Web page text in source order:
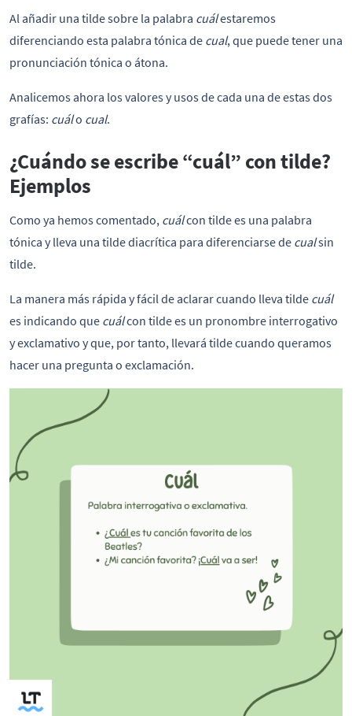
Al añadir una tilde sobre la palabra cuálestaremos
diferenciando esta palabra tónica de cual, que puede tener una
pronunciación tónica o átona.
Analicemos ahora los valores y usos de cada una de estas dos
grafías: cuálo cual.
¿Cuándo se escribe “cuál” con tilde?
Ejemplos
Como ya hemos comentado, cuálcon tilde es una palabra
tónica y lleva una tilde diacrítica para diferenciarse de cualsin
tilde.
La manera más rápida y fácil de aclarar cuando lleva tilde cuál
es indicando que cuálcon tilde es un pronombre interrogativo
y exclamativo y que, por tanto, llevará tilde cuando queramos
hacer una pregunta o exclamación.